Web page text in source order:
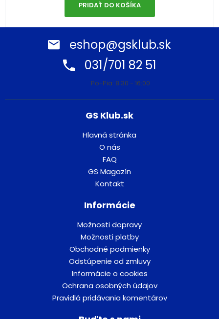
PRIDAŤ DO KOŠÍKA
eshop@gsklub.sk
031/701 82 51
Po-Pia: 8:30 - 16:00
GS Klub.sk
Hlavná stránka
O nás
FAQ
GS Magazín
Kontakt
Informácie
Možnosti dopravy
Možnosti platby
Obchodné podmienky
Odstúpenie od zmluvy
Informácie o cookies
Ochrana osobných údajov
Pravidlá pridávania komentárov